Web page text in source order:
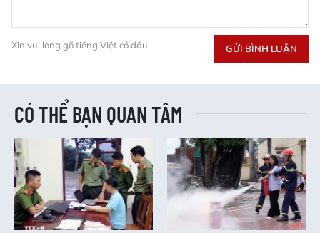
Xin vui lòng gõ tiếng Việt có dấu GỬI BÌNH LUẬN
CÓ THỂ BẠN QUAN TÂM